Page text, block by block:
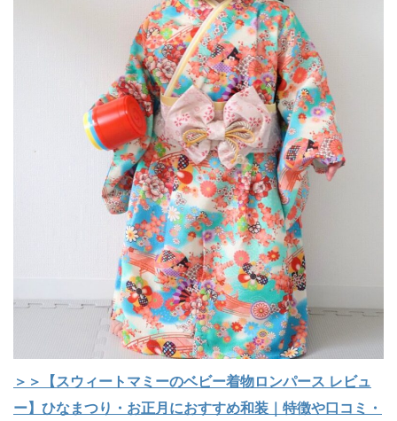
＞＞【スウィートマミーのベビー着物ロンパース レビュ
ー】ひなまつり・お正月におすすめ和装｜特徴や口コミ・